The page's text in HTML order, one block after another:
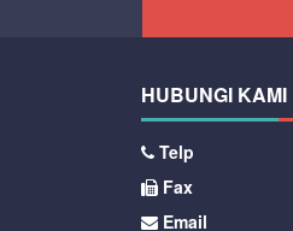
HUBUNGI KAMI
Telp
Fax
Email